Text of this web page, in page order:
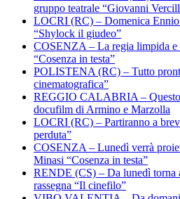
gruppo teatrale “Giovanni
LOCRI (RC) – Domenica
“Shylock il giudeo”
COSENZA – La regia limpida e
“Cosenza in testa”
POLISTENA (RC) – Tutto
cinematografica”
REGGIO CALABRIA – Questo
docufilm di Armino e Marzolla
LOCRI (RC) – Partiranno a
perduta”
COSENZA – Lunedì verrà
Minasi “Cosenza in testa”
RENDE (CS) – Da lunedì torna
rassegna “Il cinefilo”